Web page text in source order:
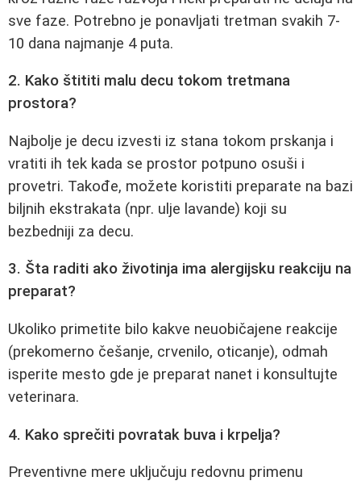
sve faze. Potrebno je ponavljati tretman svakih 7-
10 dana najmanje 4 puta.
2. Kako štititi malu decu tokom tretmana
prostora?
Najbolje je decu izvesti iz stana tokom prskanja i
vratiti ih tek kada se prostor potpuno osuši i
provetri. Takođe, možete koristiti preparate na bazi
biljnih ekstrakata (npr. ulje lavande) koji su
bezbedniji za decu.
3. Šta raditi ako životinja ima alergijsku reakciju na
preparat?
Ukoliko primetite bilo kakve neuobičajene reakcije
(prekomerno češanje, crvenilo, oticanje), odmah
isperite mesto gde je preparat nanet i konsultujte
veterinara.
4. Kako sprečiti povratak buva i krpelja?
Preventivne mere uključuju redovnu primenu